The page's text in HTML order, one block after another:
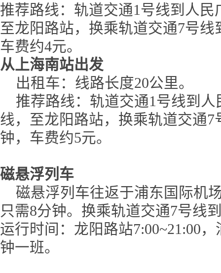
推荐路线：轨道交通1号线到人
至龙阳路站，换乘轨道交通7号
车费约4元。
从上海南站出发
出租车：线路长度20公里。
推荐路线：轨道交通1号线到人
线，至龙阳路站，换乘轨道交通
钟，车费约5元。
磁悬浮列车
磁悬浮列车往返于浦东国际机
只需8分钟。换乘轨道交通7号线
运行时间：龙阳路站7:00~21:00
钟一班。